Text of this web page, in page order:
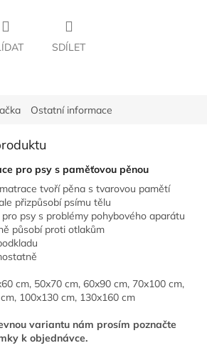
SDÍLET
Ostatní informace
pro psy s paměťovou pěnou
tvoří pěna s tvarovou pamětí
přizpůsobí psímu tělu
psy s problémy pohybového aparátu
působí proti otlakům
cm, 50x70 cm, 60x90 cm, 70x100 cm,
100x130 cm, 130x160 cm
variantu nám prosím poznačte
k objednávce.